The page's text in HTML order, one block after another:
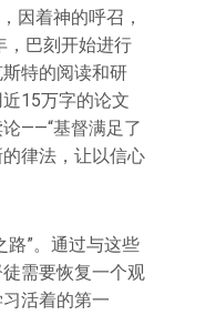
因着神的呼召，
，巴刻开始进行
特的阅读和研
15万字的论文
——“基督满足了
律法，让以信心
路”。通过与这些
需要恢复一个观
习活着的第一